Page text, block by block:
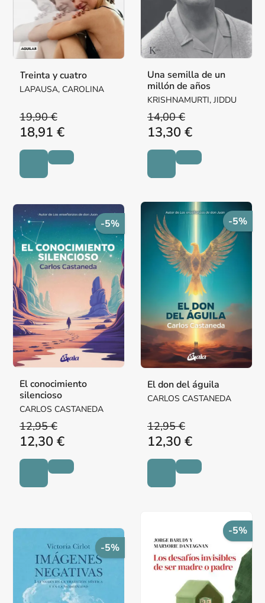
Treinta y cuatro
LAPAUSA, CAROLINA
19,90 €
18,91 €
Una semilla de un
millón de años
KRISHNAMURTI, JIDDU
14,00 €
13,30 €
-5%
El conocimiento
silencioso
CARLOS CASTANEDA
12,95 €
12,30 €
-5%
El don del águila
CARLOS CASTANEDA
12,95 €
12,30 €
-5%
-5%